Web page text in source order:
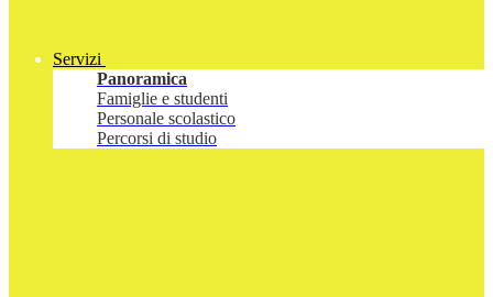
Servizi
Panoramica
Famiglie e studenti
Personale scolastico
Percorsi di studio